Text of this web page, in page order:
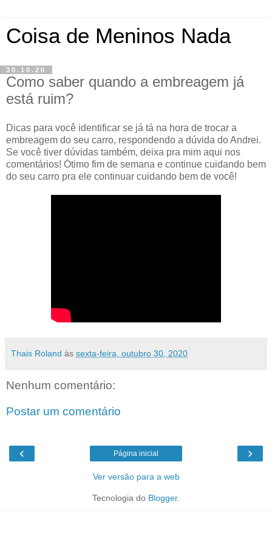
Coisa de Meninos Nada
30.10.20
Como saber quando a embreagem já
está ruim?
Dicas para você identificar se já tá na hora de trocar a
embreagem do seu carro, respondendo a dúvida do Andrei.
Se você tiver dúvidas também, deixa pra mim aqui nos
comentários! Ótimo fim de semana e continue cuidando bem
do seu carro pra ele continuar cuidando bem de você!
Thais Roland às sexta-feira, outubro 30, 2020
Nenhum comentário:
Postar um comentário
‹ ›
Página inicial
Ver versão para a web
Tecnologia do Blogger.